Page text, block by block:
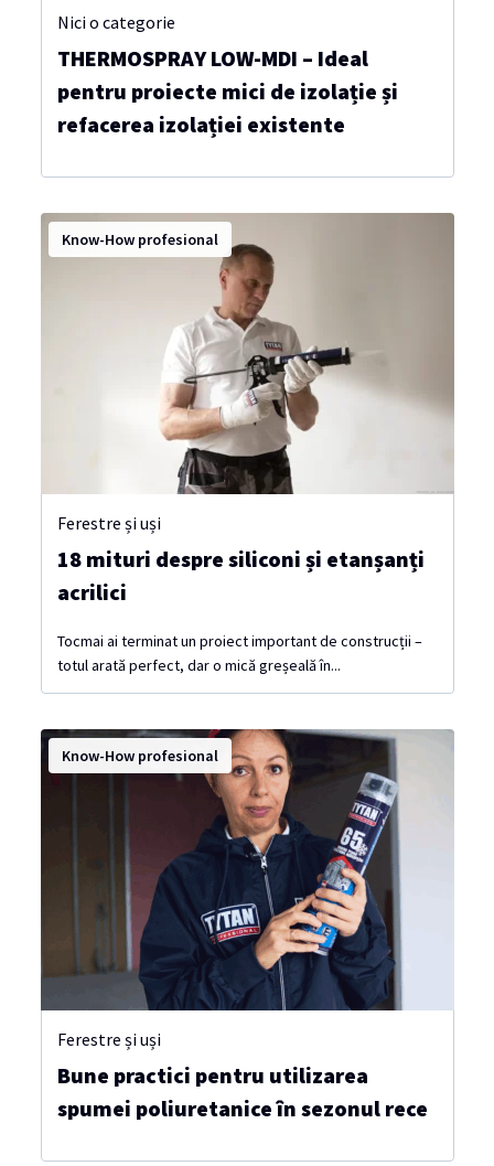
Nici o categorie
THERMOSPRAY LOW-MDI – Ideal
pentru proiecte mici de izolație și
refacerea izolației existente
Know-How profesional
Ferestre și uși
18 mituri despre siliconi și etanșanți
acrilici
Tocmai ai terminat un proiect important de construcții –
totul arată perfect, dar o mică greșeală în...
Know-How profesional
Ferestre și uși
Bune practici pentru utilizarea
spumei poliuretanice în sezonul rece